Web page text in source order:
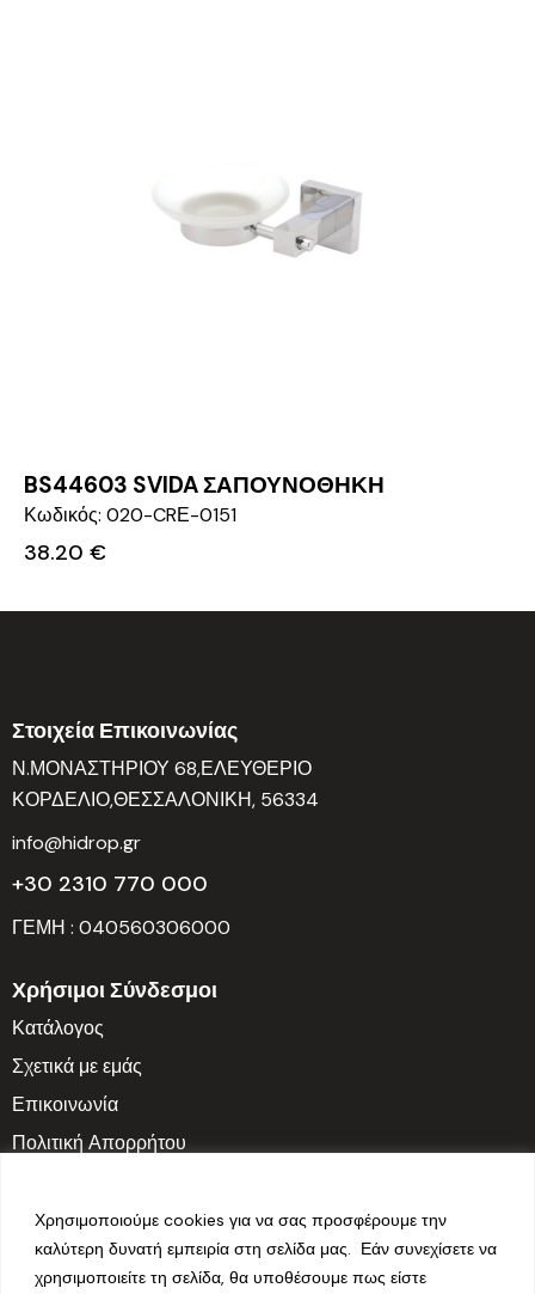
Χρησιμοποιούμε cookies για να σας προσφέρουμε την
καλύτερη δυνατή εμπειρία στη σελίδα μας. Εάν συνεχίσετε να
χρησιμοποιείτε τη σελίδα, θα υποθέσουμε πως είστε
BS44603 SVIDA ΣΑΠΟΥΝΟΘΗΚΗ
Κωδικός: 020-CRΕ-0151
38.20 €
Στοιχεία Επικοινωνίας
Ν.ΜΟΝΑΣΤΗΡΙΟΥ 68,ΕΛΕΥΘΕΡΙΟ
ΚΟΡΔΕΛΙΟ,ΘΕΣΣΑΛΟΝΙΚΗ, 56334
info@hidrop.gr
+30 2310 770 000
ΓΕΜΗ : 040560306000
Χρήσιμοι Σύνδεσμοι
Κατάλογος
Σχετικά με εμάς
Επικοινωνία
Πολιτική Απορρήτου
Δευτ. – Παρ.: 7:30 π.μ. – 3:30 μ.μ.
Σαββατοκύριακο: Κλειστά